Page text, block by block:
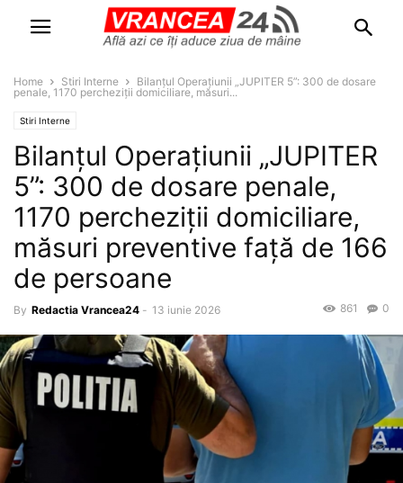
Home Stiri Interne
Bilanțul Operațiunii „JUPITER 5”: 300 de dosare
penale, 1170 percheziții domiciliare, măsuri...
Stiri Interne
Bilanțul Operațiunii „JUPITER
5”: 300 de dosare penale,
1170 percheziții domiciliare,
măsuri preventive față de 166
de persoane
By Redactia Vrancea24 - 13 iunie 2026 0
861